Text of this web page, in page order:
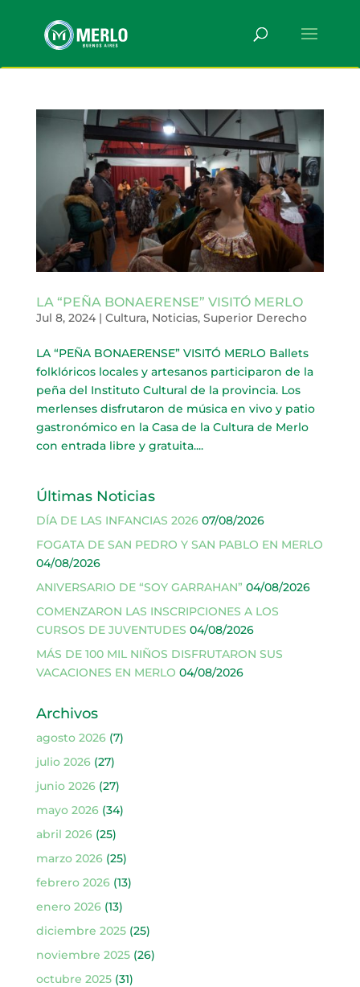
LA “PEÑA BONAERENSE” VISITÓ MERLO
Jul 8, 2024| Cultura, Noticias, Superior Derecho
LA “PEÑA BONAERENSE” VISITÓ MERLO Ballets
folklóricos locales y artesanos participaron de la
peña del Instituto Cultural de la provincia. Los
merlenses disfrutaron de música en vivo y patio
gastronómico en la Casa de la Cultura de Merlo
con entrada libre y gratuita....
Últimas Noticias
DÍA DE LAS INFANCIAS 2026 07/08/2026
FOGATA DE SAN PEDRO Y SAN PABLO EN MERLO
04/08/2026
ANIVERSARIO DE “SOY GARRAHAN” 04/08/2026
COMENZARON LAS INSCRIPCIONES A LOS
CURSOS DE JUVENTUDES 04/08/2026
MÁS DE 100 MIL NIÑOS DISFRUTARON SUS
VACACIONES EN MERLO 04/08/2026
Archivos
agosto 2026(7)
julio 2026(27)
junio 2026(27)
mayo 2026(34)
abril 2026(25)
marzo 2026(25)
febrero 2026(13)
enero 2026(13)
diciembre 2025(25)
noviembre 2025(26)
octubre 2025(31)